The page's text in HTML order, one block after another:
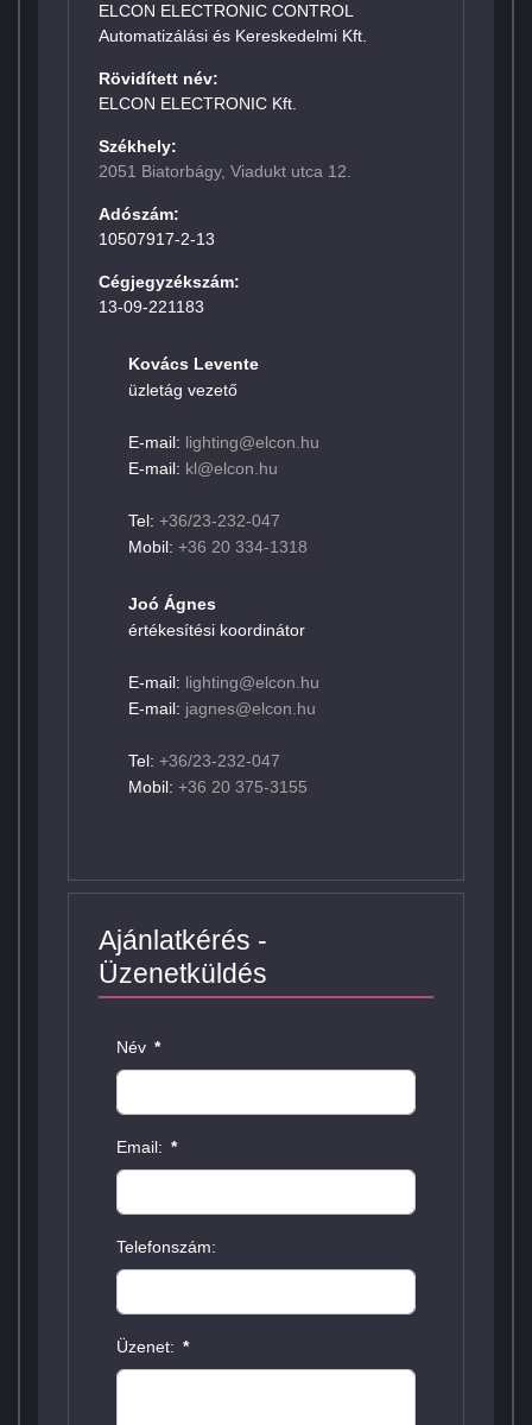
ELCON ELECTRONIC CONTROL
Automatizálási és Kereskedelmi Kft.
Rövidített név:
ELCON ELECTRONIC Kft.
Székhely:
2051 Biatorbágy, Viadukt utca 12.
Adószám:
10507917-2-13
Cégjegyzékszám:
13-09-221183
Kovács Levente
üzletág vezető
E-mail: lighting@elcon.hu
E-mail: kl@elcon.hu
Tel: +36/23-232-047
Mobil: +36 20 334-1318
Joó Ágnes
értékesítési koordinátor
E-mail: lighting@elcon.hu
E-mail: jagnes@elcon.hu
Tel: +36/23-232-047
Mobil: +36 20 375-3155
Ajánlatkérés -
Üzenetküldés
Név *
Email: *
Telefonszám:
Üzenet: *